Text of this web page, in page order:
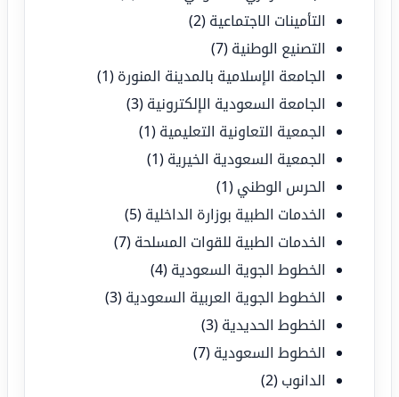
التأمينات الاجتماعية (2)
التصنيع الوطنية (7)
الجامعة الإسلامية بالمدينة المنورة (1)
الجامعة السعودية الإلكترونية (3)
الجمعية التعاونية التعليمية (1)
الجمعية السعودية الخيرية (1)
الحرس الوطني (1)
الخدمات الطبية بوزارة الداخلية (5)
الخدمات الطبية للقوات المسلحة (7)
الخطوط الجوية السعودية (4)
الخطوط الجوية العربية السعودية (3)
الخطوط الحديدية (3)
الخطوط السعودية (7)
الدانوب (2)